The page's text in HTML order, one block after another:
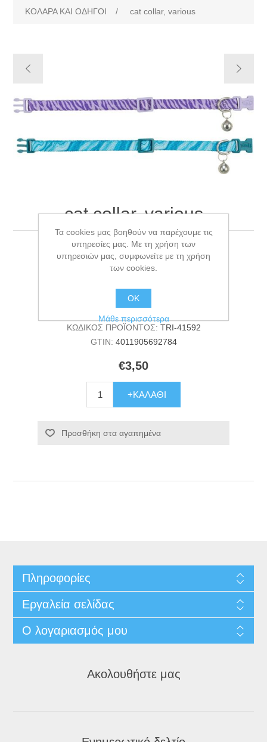
ΚΟΛΑΡΑ ΚΑΙ ΟΔΗΓΟΙ
/ cat collar, various
cat collar, various
cat collar, various
Διαθεσιμότητα: 18 σε απόθεμα
ΚΩΔΙΚΟΣ ΠΡΟΪΟΝΤΟΣ: TRI-41592
GTIN: 4011905692784
€3,50
+ΚΑΛΆΘΙ
Προσθήκη στα αγαπημένα
Πληροφορίες
Εργαλεία σελίδας
Ο λογαριασμός μου
Ακολουθήστε μας
Τα cookies μας βοηθούν να παρέχουμε τις
υπηρεσίες μας. Με τη χρήση των
υπηρεσιών μας, συμφωνείτε με τη χρήση
των cookies.
ΟΚ
Μάθε περισσότερα